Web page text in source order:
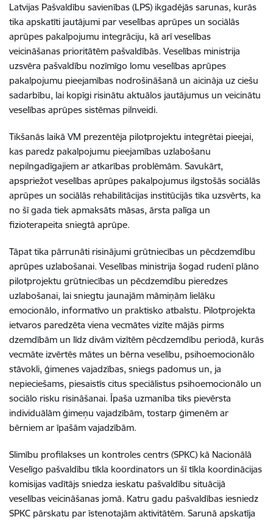
Latvijas Pašvaldību savienības (LPS) ikgadējās sarunas, kurās
tika apskatīti jautājumi par veselības aprūpes un sociālās
aprūpes pakalpojumu integrāciju, kā arī veselības
veicināšanas prioritātēm pašvaldībās. Veselības ministrija
uzsvēra pašvaldību nozīmīgo lomu veselības aprūpes
pakalpojumu pieejamības nodrošināšanā un aicināja uz ciešu
sadarbību, lai kopīgi risinātu aktuālos jautājumus un veicinātu
veselības aprūpes sistēmas pilnveidi.
Tikšanās laikā VM prezentēja pilotprojektu integrētai pieejai,
kas paredz pakalpojumu pieejamības uzlabošanu
nepilngadīgajiem ar atkarības problēmām. Savukārt,
apspriežot veselības aprūpes pakalpojumus ilgstošās sociālās
aprūpes un sociālās rehabilitācijas institūcijās tika uzsvērts, ka
no šī gada tiek apmaksāts māsas, ārsta palīga un
fizioterapeita sniegtā aprūpe.
Tāpat tika pārrunāti risinājumi grūtniecības un pēcdzemdību
aprūpes uzlabošanai. Veselības ministrija šogad rudenī plāno
pilotprojektu grūtniecības un pēcdzemdību pieredzes
uzlabošanai, lai sniegtu jaunajām māmiņām lielāku
emocionālo, informatīvo un praktisko atbalstu. Pilotprojekta
ietvaros paredzēta viena vecmātes vizīte mājās pirms
dzemdībām un līdz divām vizītēm pēcdzemdību periodā, kurās
vecmāte izvērtēs mātes un bērna veselību, psihoemocionālo
stāvokli, ģimenes vajadzības, sniegs padomus un, ja
nepieciešams, piesaistīs citus speciālistus psihoemocionālo un
sociālo risku risināšanai. Īpaša uzmanība tiks pievērsta
individuālām ģimeņu vajadzībām, tostarp ģimenēm ar
bērniem ar īpašām vajadzībām.
Slimību profilakses un kontroles centrs (SPKC) kā Nacionālā
Veselīgo pašvaldību tīkla koordinators un šī tīkla koordinācijas
komisijas vadītājs sniedza ieskatu pašvaldību situācijā
veselības veicināšanas jomā. Katru gadu pašvaldības iesniedz
SPKC pārskatu par īstenotajām aktivitātēm. Sarunā apskatīja